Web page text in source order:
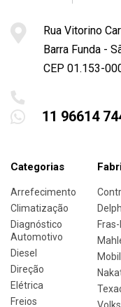
Rua Vitorino
Barra Funda -
CEP 01.153-
11 96614
Categorias
Arrefecimento
Climatização
Diagnóstico
Automotivo
Diesel
Direção
Elétrica
Freios
Mobil